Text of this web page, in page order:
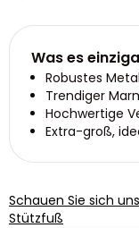
Was es
Robustes
Trendiger
Hochwertige
Extra-groß,
Schauen Sie sich
Stützfuß